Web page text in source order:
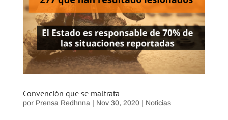
Convención que se maltrata
por Prensa Redhnna | Nov 30, 2020| Noticias